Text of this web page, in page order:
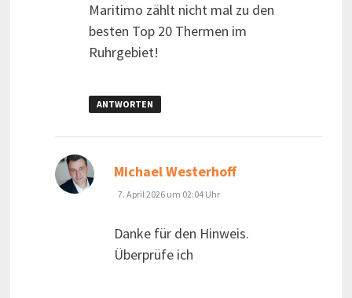
Maritimo zählt nicht mal zu den
besten Top 20 Thermen im
Ruhrgebiet!
ANTWORTEN
Michael Westerhoffsagt:
7. April 2026 um 02:04 Uhr
Danke für den Hinweis.
Überprüfe ich